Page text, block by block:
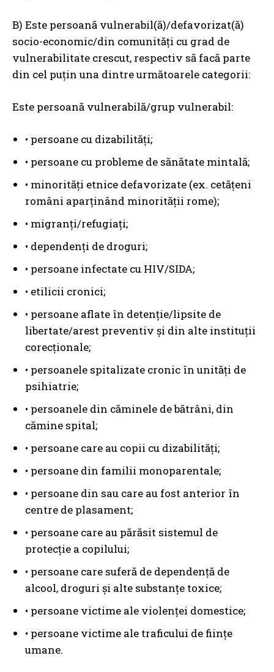
B) Este persoană vulnerabil(ă)/defavorizat(ă)
socio-economic/din comunități cu grad de
vulnerabilitate crescut, respectiv să facă parte
din cel puțin una dintre următoarele categorii:
Este persoană vulnerabilă/grup vulnerabil:
• persoane cu dizabilități;
• persoane cu probleme de sănătate mintală;
• minorități etnice defavorizate (ex. cetățeni
români aparținând minorității rome);
• migranți/refugiați;
• dependenți de droguri;
• persoane infectate cu HIV/SIDA;
• etilicii cronici;
• persoane aflate în detenție/lipsite de
libertate/arest preventiv și din alte instituții
corecționale;
• persoanele spitalizate cronic în unități de
psihiatrie;
• persoanele din căminele de bătrâni, din
cămine spital;
• persoane care au copii cu dizabilități;
• persoane din familii monoparentale;
• persoane din sau care au fost anterior în
centre de plasament;
• persoane care au părăsit sistemul de
protecție a copilului;
• persoane care suferă de dependență de
alcool, droguri și alte substanțe toxice;
• persoane victime ale violenței domestice;
• persoane victime ale traficului de ființe
umane.